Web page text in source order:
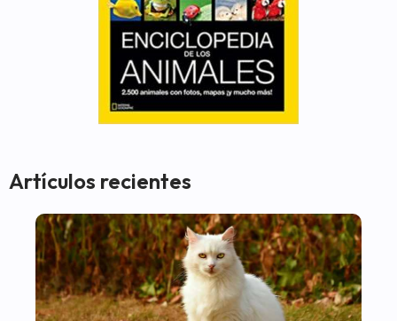
Artículos recientes